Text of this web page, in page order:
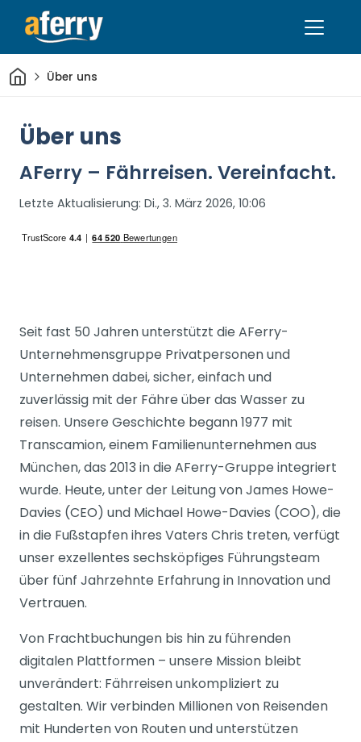
HeimÜber uns
Über uns
AFerry – Fährreisen. Vereinfacht.
Letzte Aktualisierung: Di., 3. März 2026, 10:06
Seit fast 50 Jahren unterstützt die AFerry-
Unternehmensgruppe Privatpersonen und
Unternehmen dabei, sicher, einfach und
zuverlässig mit der Fähre über das Wasser zu
reisen. Unsere Geschichte begann 1977 mit
Transcamion, einem Familienunternehmen aus
München, das 2013 in die AFerry-Gruppe integriert
wurde. Heute, unter der Leitung von James Howe-
Davies (CEO) und Michael Howe-Davies (COO), die
in die Fußstapfen ihres Vaters Chris treten, verfügt
unser exzellentes sechsköpfiges Führungsteam
über fünf Jahrzehnte Erfahrung in Innovation und
Vertrauen.
Von Frachtbuchungen bis hin zu führenden
digitalen Plattformen – unsere Mission bleibt
unverändert: Fährreisen unkompliziert zu
gestalten. Wir verbinden Millionen von Reisenden
mit Hunderten von Routen und unterstützen